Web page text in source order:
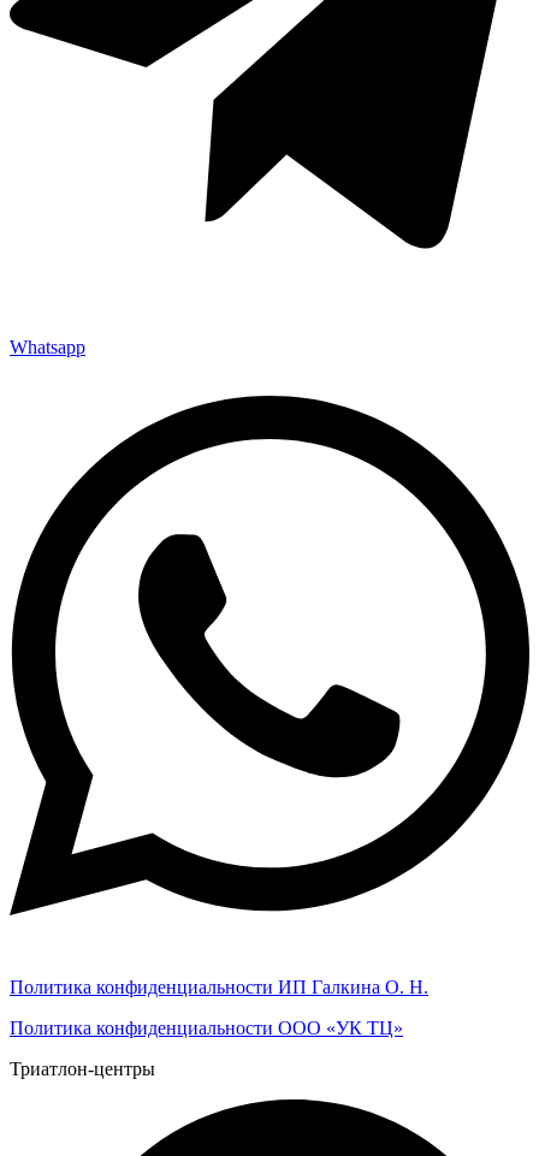
Whatsapp
Политика конфиденциальности ИП Галкина О. Н.
Политика конфиденциальности ООО «УК ТЦ»
Триатлон-центры